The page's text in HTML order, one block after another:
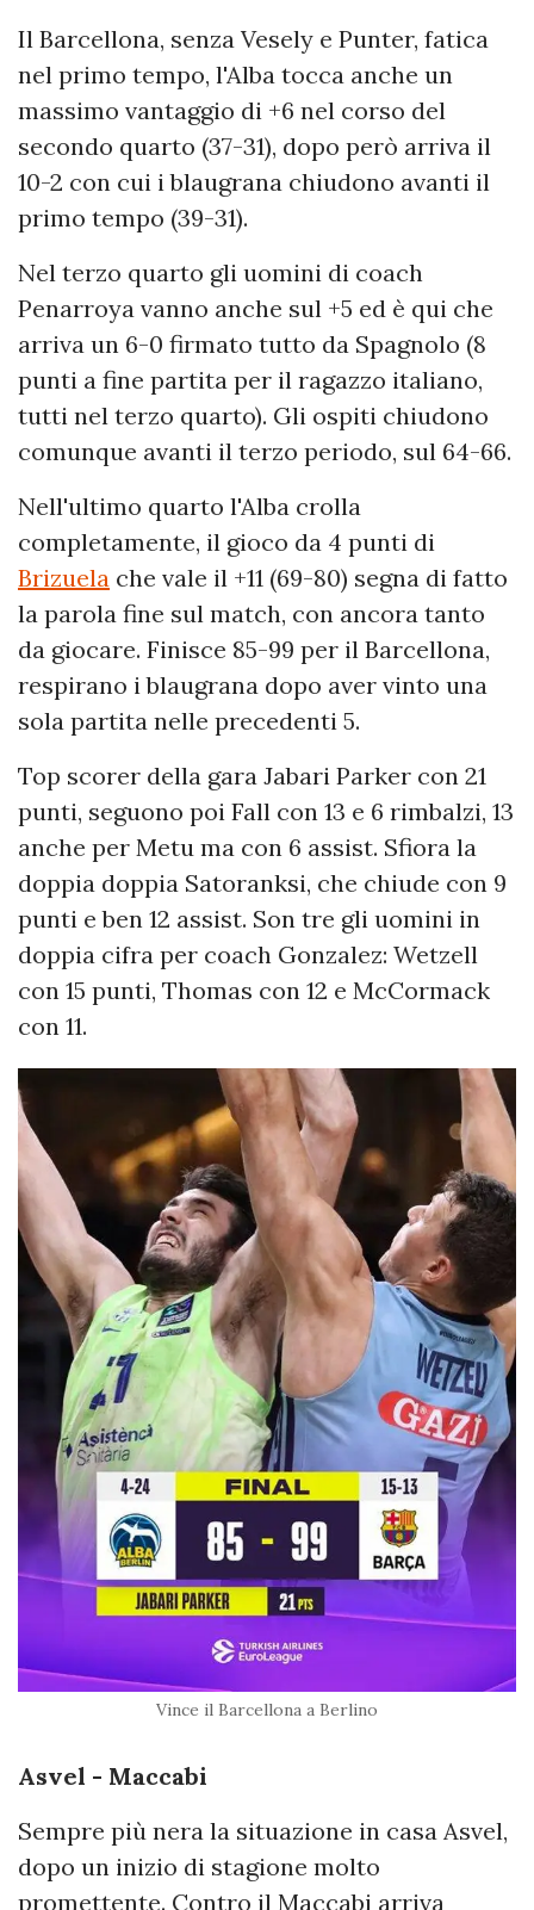
Il Barcellona, senza Vesely e Punter, fatica
nel primo tempo, l'Alba tocca anche un
massimo vantaggio di +6 nel corso del
secondo quarto (37-31), dopo però arriva il
10-2 con cui i blaugrana chiudono avanti il
primo tempo (39-31).
Nel terzo quarto gli uomini di coach
Penarroya vanno anche sul +5 ed è qui che
arriva un 6-0 firmato tutto da Spagnolo (8
punti a fine partita per il ragazzo italiano,
tutti nel terzo quarto). Gli ospiti chiudono
comunque avanti il terzo periodo, sul 64-66.
Nell'ultimo quarto l'Alba crolla
completamente, il gioco da 4 punti di
Brizuela che vale il +11 (69-80) segna di fatto
la parola fine sul match, con ancora tanto
da giocare. Finisce 85-99 per il Barcellona,
respirano i blaugrana dopo aver vinto una
sola partita nelle precedenti 5.
Top scorer della gara Jabari Parker con 21
punti, seguono poi Fall con 13 e 6 rimbalzi, 13
anche per Metu ma con 6 assist. Sfiora la
doppia doppia Satoranksi, che chiude con 9
punti e ben 12 assist. Son tre gli uomini in
doppia cifra per coach Gonzalez: Wetzell
con 15 punti, Thomas con 12 e McCormack
con 11.
Vince il Barcellona a Berlino
Asvel - Maccabi
Sempre più nera la situazione in casa Asvel,
dopo un inizio di stagione molto
promettente. Contro il Maccabi arriva